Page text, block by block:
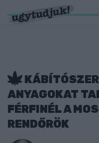
ANYAGOKAT
FÉRFINÉL A
RENDŐRÖK